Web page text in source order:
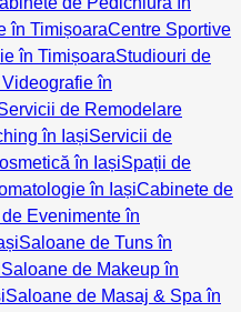
în TimișoaraCentre Sportive
în TimișoaraStudiouri de
în
de Remodelare
în IașiServicii de
în IașiSpații de
în IașiCabinete de
Evenimente în
Saloane de Tuns în
Saloane de Makeup în
Saloane de Masaj & Spa în